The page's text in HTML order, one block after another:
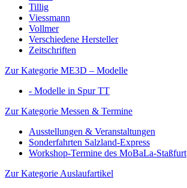
Tillig
Viessmann
Vollmer
Verschiedene Hersteller
Zeitschriften
Zur Kategorie ME3D – Modelle
- Modelle in Spur TT
Zur Kategorie Messen & Termine
Ausstellungen & Veranstaltungen
Sonderfahrten Salzland-Express
Workshop-Termine des MoBaLa-Staßfurt
Zur Kategorie Auslaufartikel